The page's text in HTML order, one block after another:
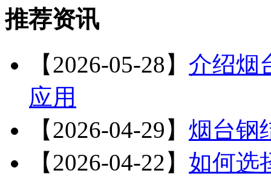
推荐资讯
【2026-05-28】 介绍烟
应用
【2026-04-29】 烟台钢
【2026-04-22】 如何选